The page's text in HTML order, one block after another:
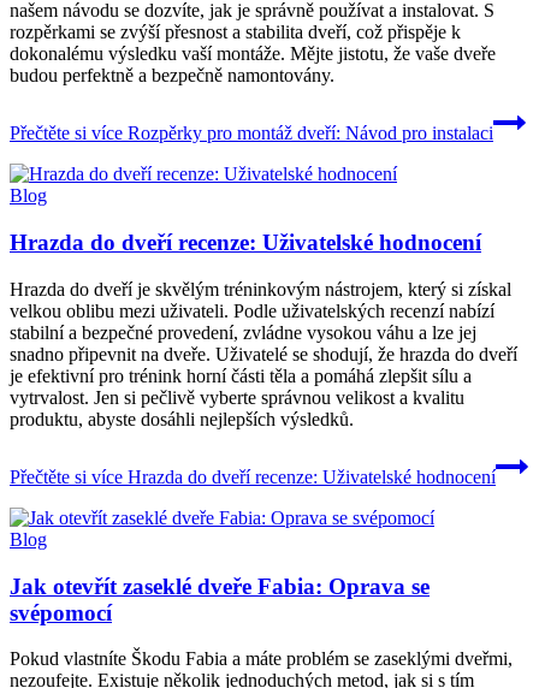
našem návodu se dozvíte, jak je správně používat a instalovat. S
rozpěrkami se zvýší přesnost a stabilita dveří, což přispěje k
dokonalému výsledku vaší montáže. Mějte jistotu, že vaše dveře
budou perfektně a bezpečně namontovány.
Přečtěte si více Rozpěrky pro montáž dveří: Návod pro instalaci
Blog
Hrazda do dveří recenze: Uživatelské hodnocení
Hrazda do dveří je skvělým tréninkovým nástrojem, který si získal
velkou oblibu mezi uživateli. Podle uživatelských recenzí nabízí
stabilní a bezpečné provedení, zvládne vysokou váhu a lze jej
snadno připevnit na dveře. Uživatelé se shodují, že hrazda do dveří
je efektivní pro trénink horní části těla a pomáhá zlepšit sílu a
vytrvalost. Jen si pečlivě vyberte správnou velikost a kvalitu
produktu, abyste dosáhli nejlepších výsledků.
Přečtěte si více Hrazda do dveří recenze: Uživatelské hodnocení
Blog
Jak otevřít zaseklé dveře Fabia: Oprava se
svépomocí
Pokud vlastníte Škodu Fabia a máte problém se zaseklými dveřmi,
nezoufejte. Existuje několik jednoduchých metod, jak si s tím